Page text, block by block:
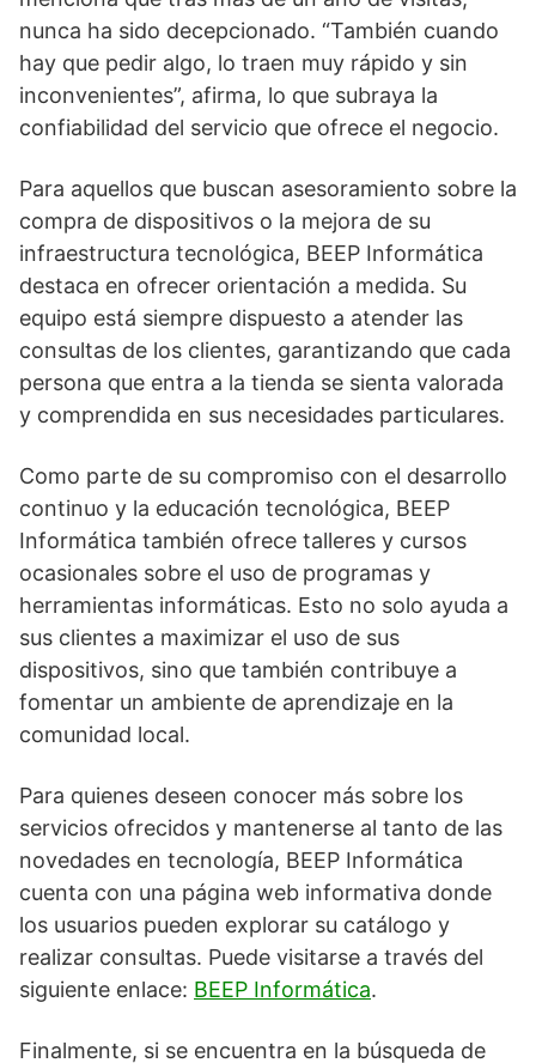
nunca ha sido decepcionado. “También cuando
hay que pedir algo, lo traen muy rápido y sin
inconvenientes”, afirma, lo que subraya la
confiabilidad del servicio que ofrece el negocio.
Para aquellos que buscan asesoramiento sobre la
compra de dispositivos o la mejora de su
infraestructura tecnológica, BEEP Informática
destaca en ofrecer orientación a medida. Su
equipo está siempre dispuesto a atender las
consultas de los clientes, garantizando que cada
persona que entra a la tienda se sienta valorada
y comprendida en sus necesidades particulares.
Como parte de su compromiso con el desarrollo
continuo y la educación tecnológica, BEEP
Informática también ofrece talleres y cursos
ocasionales sobre el uso de programas y
herramientas informáticas. Esto no solo ayuda a
sus clientes a maximizar el uso de sus
dispositivos, sino que también contribuye a
fomentar un ambiente de aprendizaje en la
comunidad local.
Para quienes deseen conocer más sobre los
servicios ofrecidos y mantenerse al tanto de las
novedades en tecnología, BEEP Informática
cuenta con una página web informativa donde
los usuarios pueden explorar su catálogo y
realizar consultas. Puede visitarse a través del
siguiente enlace: BEEP Informática.
Finalmente, si se encuentra en la búsqueda de